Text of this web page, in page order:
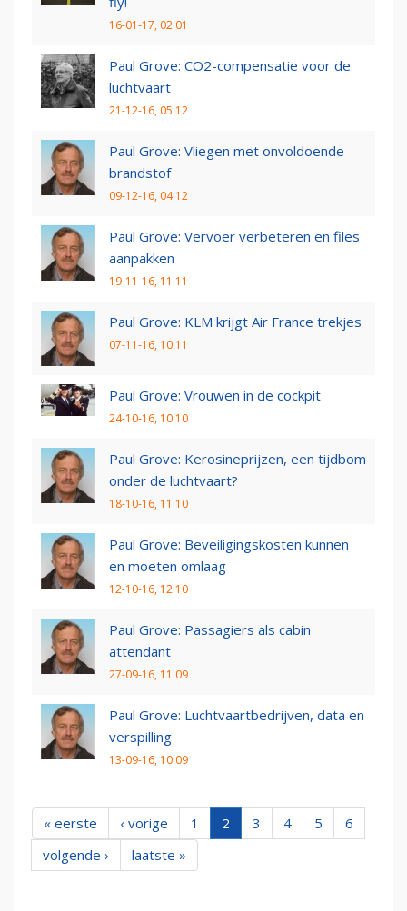
16-01-17, 02:01
Paul Grove: CO2-compensatie voor de
luchtvaart
21-12-16, 05:12
Paul Grove: Vliegen met onvoldoende
brandstof
09-12-16, 04:12
Paul Grove: Vervoer verbeteren en files
aanpakken
19-11-16, 11:11
Paul Grove: KLM krijgt Air France trekjes
07-11-16, 10:11
Paul Grove: Vrouwen in de cockpit
24-10-16, 10:10
Paul Grove: Kerosineprijzen, een tijdbom
onder de luchtvaart?
18-10-16, 11:10
Paul Grove: Beveiligingskosten kunnen
en moeten omlaag
12-10-16, 12:10
Paul Grove: Passagiers als cabin
attendant
27-09-16, 11:09
Paul Grove: Luchtvaartbedrijven, data en
verspilling
13-09-16, 10:09
« eerste ‹ vorige 1 2 3 4 5
6
volgende ›
laatste »